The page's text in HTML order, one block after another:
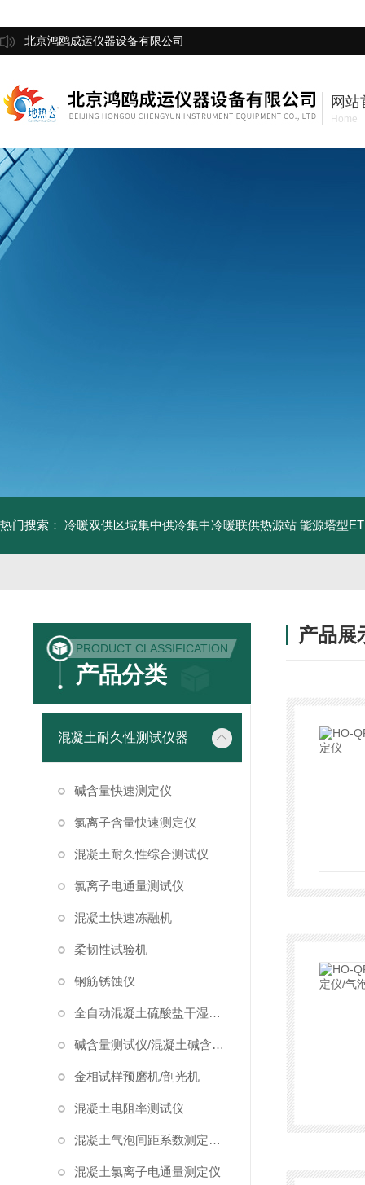
北京鸿鸥成运仪器设备有限公司
网站
Home
热门搜索： 冷暖双供区域集中供冷集中冷暖联供热源站 能源塔型
PRODUCT CLASSIFICATION
产品分类
混凝土耐久性测试仪器
碱含量快速测定仪
氯离子含量快速测定仪
混凝土耐久性综合测试仪
氯离子电通量测试仪
混凝土快速冻融机
柔韧性试验机
钢筋锈蚀仪
全自动混凝土硫酸盐干湿循环试验箱
碱含量测试仪/混凝土碱含量测试仪
金相试样预磨机/剖光机
混凝土电阻率测试仪
混凝土气泡间距系数测定仪/气泡仪
混凝土氯离子电通量测定仪
产品展